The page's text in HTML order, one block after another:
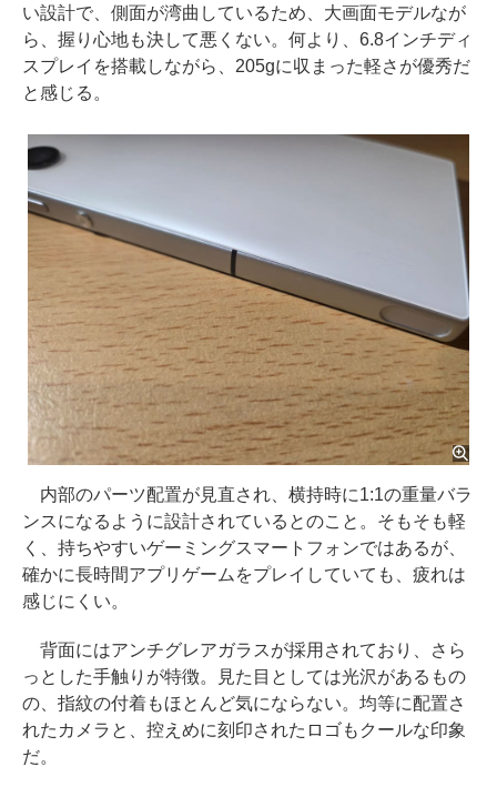
い設計で、側面が湾曲しているため、大画面モデルなが
ら、握り心地も決して悪くない。何より、6.8インチディ
スプレイを搭載しながら、205gに収まった軽さが優秀だ
と感じる。
内部のパーツ配置が見直され、横持時に1:1の重量バラ
ンスになるように設計されているとのこと。そもそも軽
く、持ちやすいゲーミングスマートフォンではあるが、
確かに長時間アプリゲームをプレイしていても、疲れは
感じにくい。
背面にはアンチグレアガラスが採用されており、さら
っとした手触りが特徴。見た目としては光沢があるもの
の、指紋の付着もほとんど気にならない。均等に配置さ
れたカメラと、控えめに刻印されたロゴもクールな印象
だ。